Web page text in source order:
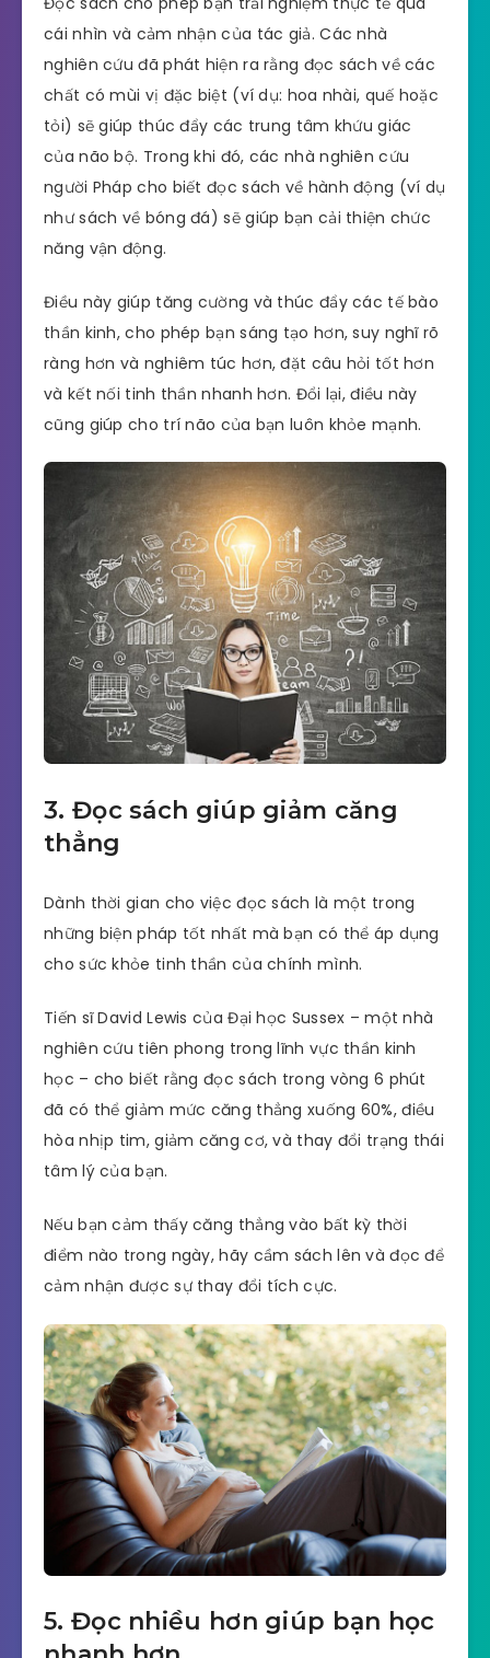
cái nhìn và cảm nhận của tác giả. Các nhà
nghiên cứu đã phát hiện ra rằng đọc sách về các
chất có mùi vị đặc biệt (ví dụ: hoa nhài, quế hoặc
tỏi) sẽ giúp thúc đẩy các trung tâm khứu giác
của não bộ. Trong khi đó, các nhà nghiên cứu
người Pháp cho biết đọc sách về hành động (ví dụ
như sách về bóng đá) sẽ giúp bạn cải thiện chức
năng vận động.
Điều này giúp tăng cường và thúc đẩy các tế bào
thần kinh, cho phép bạn sáng tạo hơn, suy nghĩ rõ
ràng hơn và nghiêm túc hơn, đặt câu hỏi tốt hơn
và kết nối tinh thần nhanh hơn. Đổi lại, điều này
cũng giúp cho trí não của bạn luôn khỏe mạnh.
3. Đọc sách giúp giảm căng
thẳng
Dành thời gian cho việc đọc sách là một trong
những biện pháp tốt nhất mà bạn có thể áp dụng
cho sức khỏe tinh thần của chính mình.
Tiến sĩ David Lewis của Đại học Sussex – một nhà
nghiên cứu tiên phong trong lĩnh vực thần kinh
học – cho biết rằng đọc sách trong vòng 6 phút
đã có thể giảm mức căng thẳng xuống 60%, điều
hòa nhịp tim, giảm căng cơ, và thay đổi trạng thái
tâm lý của bạn.
Nếu bạn cảm thấy căng thẳng vào bất kỳ thời
điểm nào trong ngày, hãy cầm sách lên và đọc để
cảm nhận được sự thay đổi tích cực.
5. Đọc nhiều hơn giúp bạn học